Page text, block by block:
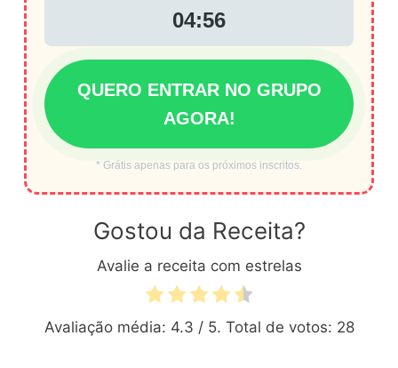
04:55
QUERO ENTRAR NO GRUPO
AGORA!
* Grátis apenas para os próximos inscritos.
Gostou da Receita?
Avalie a receita com estrelas
Avaliação média: 4.3 / 5. Total de votos: 28